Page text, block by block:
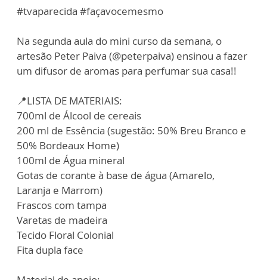
#tvaparecida #façavocemesmo
Na segunda aula do mini curso da semana, o
artesão Peter Paiva (@peterpaiva) ensinou a fazer
um difusor de aromas para perfumar sua casa!!
📍LISTA DE MATERIAIS:
700ml de Álcool de cereais
200 ml de Essência (sugestão: 50% Breu Branco e
50% Bordeaux Home)
100ml de Água mineral
Gotas de corante à base de água (Amarelo,
Laranja e Marrom)
Frascos com tampa
Varetas de madeira
Tecido Floral Colonial
Fita dupla face